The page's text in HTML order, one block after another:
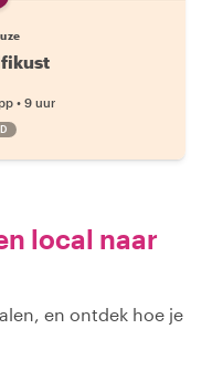
• 9 uur
local naar
en ontdek hoe je